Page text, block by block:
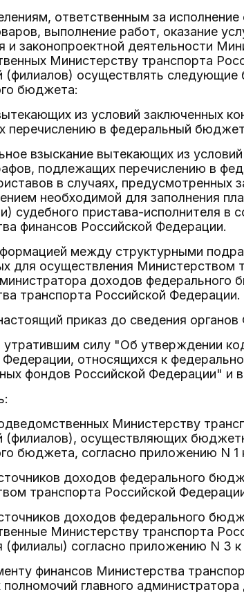
ответственным за
выполнение работ, оказание
и законопроектной деятельности
Министерству транспорта
(филиалов) осуществлять
бюджета:
из условий заключенных
перечислению в федеральный
взыскание вытекающих из
подлежащих перечислению в
в случаях, предусмотренных
необходимой для заполнения
судебного пристава-исполнителя
финансов Российской Федерации.
между структурными
для осуществления Министерством
доходов
транспорта Российской Федерации.
приказ до сведения органов
утратившим силу "Об утверждении
Федерации, относящихся к
фондов Российской Федерации" и
Министерству
(филиалов), осуществляющих
бюджета, согласно приложению N 1
доходов федерального
транспорта Российской
доходов федерального
Министерству транспорта
(филиалы) согласно приложению N 3 к
финансов Министерства
главного